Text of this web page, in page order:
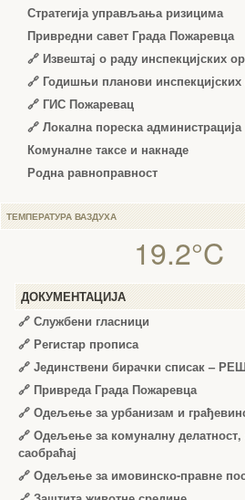
Стратегија управљања ризицима
Привредни савет Града Пожаревца
🔗 Извештај о раду инспекцијских
🔗 Годишњи планови инспекцијских
🔗 ГИС Пожаревац
🔗 Локална пореска администрација
Комуналне таксе и накнаде
Родна равноправност
ТЕМПЕРАТУРА ВАЗДУХА
19.2°C
ДОКУМЕНТАЦИЈА
🔗 Службени гласници
🔗 Регистар прописа
🔗 Јединствени бирачки списак –
🔗 Привреда Града Пожаревца
🔗 Одељење за урбанизам и
🔗 Одељење за комуналну делатност,
саобраћај
🔗 Одељење за имовинско-правне